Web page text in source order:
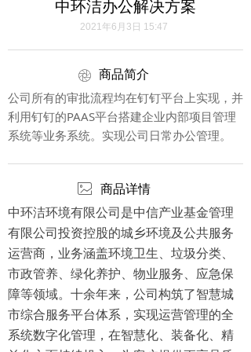
中环洁办公解决方案
商品简介
2021年6月3日 15:47
公司所有的审批流程均在钉钉平台上实现，并
利用钉钉的PAAS平台搭建企业内部项目管理
系统等业务系统。实现公司日常办公管理。
商品详情
中环洁环境有限公司是中信产业基金管理
有限公司投资控股的城乡环境及公共服务
运营商，业务涵盖环境卫生、垃圾分类、
市政管养、绿化养护、物业服务、应急保
障等领域。十余年来，公司构筑了智慧城
市综合服务平台体系，实现运营管理的全
系统数字化管理，在智慧化、装备化、精
ꁵ
ꂈ